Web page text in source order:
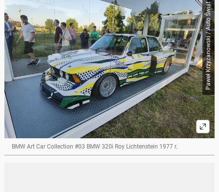
Paweł Krzyżanowski / Auto Świat
BMW Art Car Collection #03 BMW 320i Roy Lichtenstein 1977 r.